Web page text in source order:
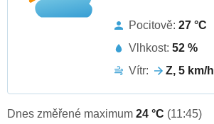
Pocitově: 27 °C
Vlhkost: 52 %
Vítr:
Z, 5 km/h
Dnes změřené maximum 24 °C (11:45)